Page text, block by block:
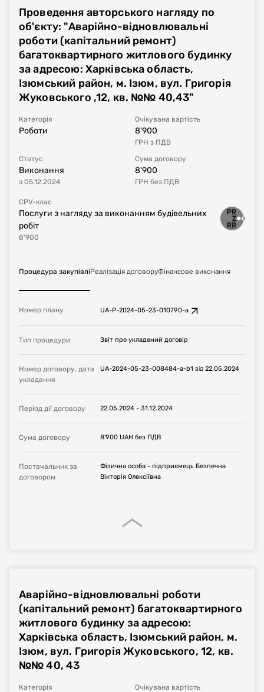
Проведення авторського нагляду по
об'єкту: "Аварійно-відновлювальні
роботи (капітальний ремонт)
багатоквартирного житлового будинку
за адресою: Харківська область,
Ізюмський район, м. Ізюм, вул. Григорія
Жуковського ,12, кв. №№ 40,43"
Категорія
Роботи
Очікувана вартість
8'900
ГРН з ПДВ
Статус
Виконання
з 05.12.2024
Сума договору
8'900
ГРН без ПДВ
CPV-клас
Послуги з нагляду за виконанням будівельних
робіт
8'900
Процедура закупівліРеалізація договоруФінансове виконання
Номер плану UA-P-2024-05-23-010790-a
Тип процедури Звіт про укладений договір
Номер договору, дата
укладання
UA-2024-05-23-008484-a-b1 від 22.05.2024
Період дії договору 22.05.2024 - 31.12.2024
Сума договору 8'900 UAH без ПДВ
Постачальник за
договором
Фізична особа - підприємець Безпечна
Вікторія Олексіївна
Аварійно-відновлювальні роботи
(капітальний ремонт) багатоквартирного
житлового будинку за адресою:
Харківська область, Ізюмський район, м.
Ізюм, вул. Григорія Жуковського, 12, кв.
№№ 40, 43
Категорія Очікувана вартість